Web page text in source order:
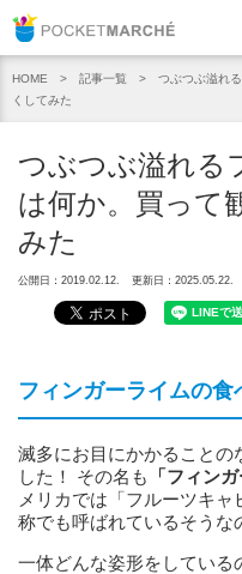
HOME 記事一覧
つぶつぶ溢れ
くしてみた
つぶつぶ溢れる
は何か。買って
みた
公開日：2019.02.12. 更新日：2025.05.22.
フィンガーライムの食
滅多にお目にかかることの
した！ その名も
「フィンガ
メリカでは「フルーツキ
称でも呼ばれているそう
一体どんな姿形をしている